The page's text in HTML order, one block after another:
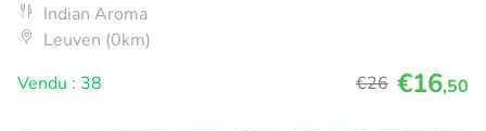
Indian Aroma
Leuven (0km)
Vendu : 38
€26 €16,50